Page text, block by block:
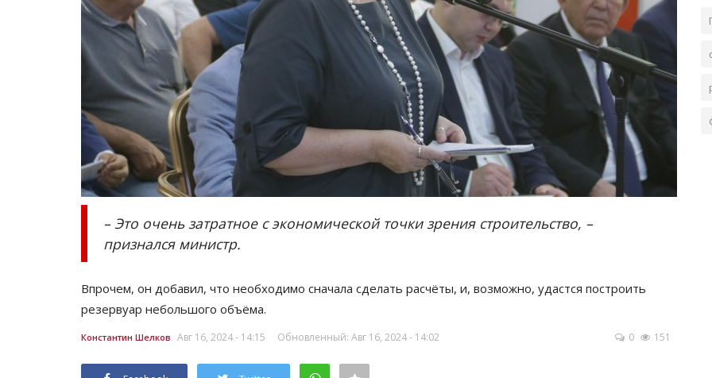
– Это очень затратное с экономической точки зрения строительство, –
признался министр.
Впрочем, он добавил, что необходимо сначала сделать расчёты, и, возможно, удастся построить
резервуар небольшого объёма.
Константин Шелков Авг 16, 2024 - 14:15 Обновленный: Авг 16, 2024 - 14:02 0 151